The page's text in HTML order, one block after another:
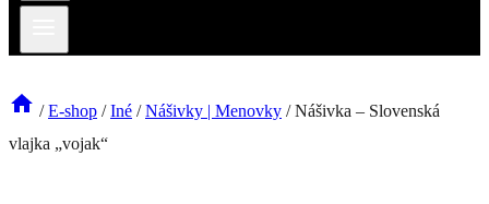
/ E-shop / Iné / Nášivky | Menovky / Nášivka – Slovenská
vlajka „vojak“